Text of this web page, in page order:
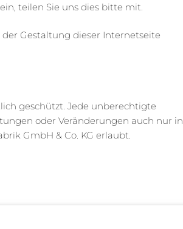
teilen Sie uns dies bitte mit.
Gestaltung dieser Internetseite
geschützt. Jede unberechtigte
oder Veränderungen auch nur in
GmbH & Co. KG erlaubt.